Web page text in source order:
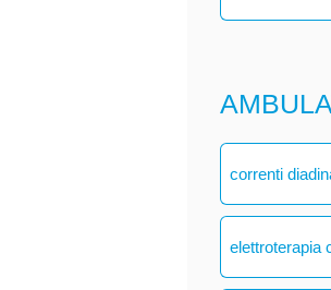
correnti
elettroterapia